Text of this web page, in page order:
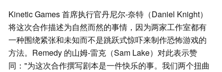
Kinetic Games 首席执行官丹尼尔-奈特（Daniel Knight）
将这次合作描述为自然而然的事情，因为两家工作室都有
一种围绕紧张和未知而不是跳跃式惊吓来制作恐怖游戏的
方法。Remedy 的山姆-雷克（Sam Lake）对此表示赞
同："为这次合作撰写剧本是一件快乐的事。我们两个扭曲